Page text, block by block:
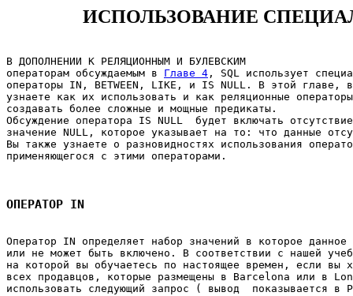
ИСПОЛЬЗОВАНИЕ
В ДОПОЛНЕНИИ К РЕЛЯЦИОННЫМ И БУЛЕВСКИМ
операторам обсуждаемым в Главе 4 , SQL использует
операторы IN, BETWEEN, LIKE, и IS NULL. В этой главе,
узнаете как их использовать и как реляционные
создавать более сложные и мощные предикаты.
Обсуждение оператора IS NULL  будет включать
значение NULL, которое указывает на то: что данные
Вы также узнаете о разновидностях использования
применяющегося с этими операторами.
ОПЕРАТОР IN
Оператор IN определяет набор значений в которое
или не может быть включено. В соответствии с нашей
на которой вы обучаетесь по настоящее времен, если вы
всех продавцов, которые размещены в Barcelona или в
использовать следующий запрос ( вывод  показывается